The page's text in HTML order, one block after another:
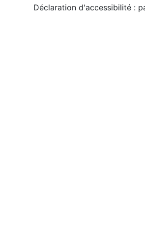
Déclaration d'accessibilité :